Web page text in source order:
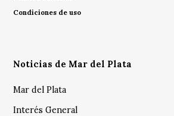
Condiciones de uso
Noticias de Mar del Plata
Mar del Plata
Interés General